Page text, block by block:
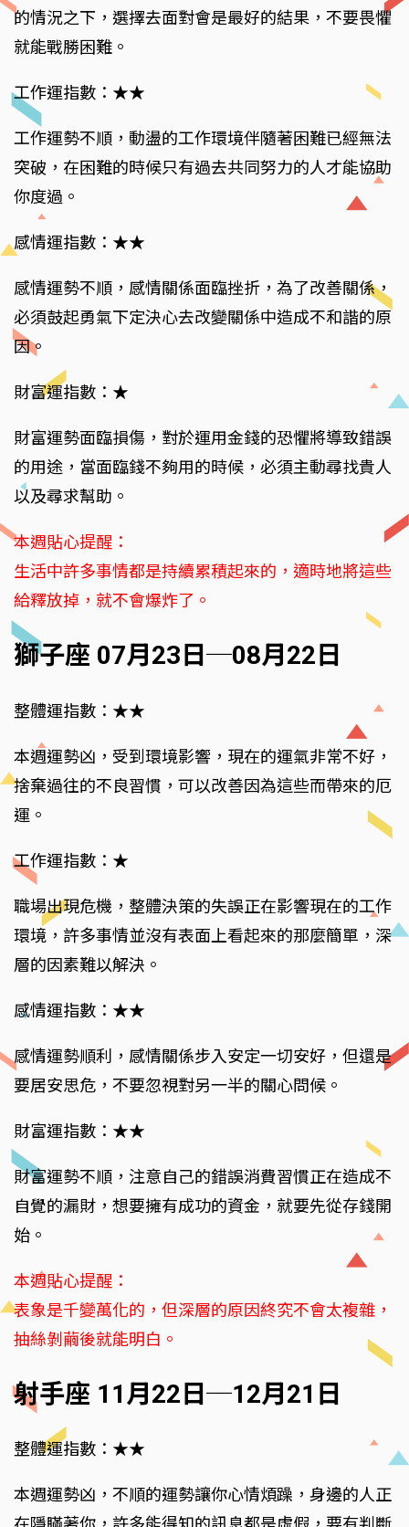
的情況之下，選擇去面對會是最好的結果，不要畏懼
就能戰勝困難。
工作運指數：★★
工作運勢不順，動盪的工作環境伴隨著困難已經無法
突破，在困難的時候只有過去共同努力的人才能協助
你度過。
感情運指數：★★
感情運勢不順，感情關係面臨挫折，為了改善關係，
必須鼓起勇氣下定決心去改變關係中造成不和諧的原
因。
財富運指數：★
財富運勢面臨損傷，對於運用金錢的恐懼將導致錯誤
的用途，當面臨錢不夠用的時候，必須主動尋找貴人
以及尋求幫助。
本週貼心提醒：
生活中許多事情都是持續累積起來的，適時地將這些
給釋放掉，就不會爆炸了。
獅子座 07月23日─08月22日
整體運指數：★★
本週運勢凶，受到環境影響，現在的運氣非常不好，
捨棄過往的不良習慣，可以改善因為這些而帶來的厄
運。
工作運指數：★
職場出現危機，整體決策的失誤正在影響現在的工作
環境，許多事情並沒有表面上看起來的那麼簡單，深
層的因素難以解決。
感情運指數：★★
感情運勢順利，感情關係步入安定一切安好，但還是
要居安思危，不要忽視對另一半的關心問候。
財富運指數：★★
財富運勢不順，注意自己的錯誤消費習慣正在造成不
自覺的漏財，想要擁有成功的資金，就要先從存錢開
始。
本週貼心提醒：
表象是千變萬化的，但深層的原因終究不會太複雜，
抽絲剝繭後就能明白。
射手座 11月22日─12月21日
整體運指數：★★
本週運勢凶，不順的運勢讓你心情煩躁，身邊的人正